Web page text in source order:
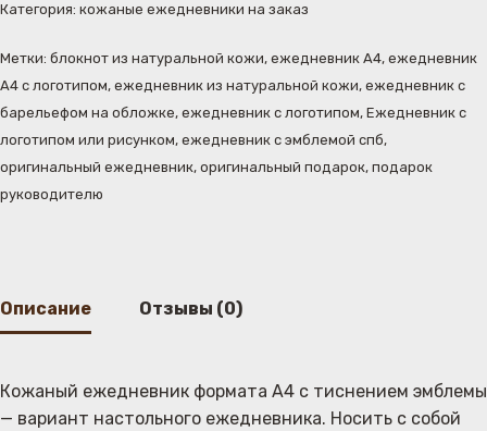
Категория: кожаные ежедневники на заказ
Метки: блокнот из натуральной кожи, ежедневник А4, ежедневник
А4 с логотипом, ежедневник из натуральной кожи, ежедневник с
барельефом на обложке, ежедневник с логотипом, Ежедневник с
логотипом или рисунком, ежедневник с эмблемой спб,
оригинальный ежедневник, оригинальный подарок, подарок
руководителю
Описание Отзывы (0)
Кожаный ежедневник формата А4 с тиснением эмблемы
— вариант настольного ежедневника. Носить с собой